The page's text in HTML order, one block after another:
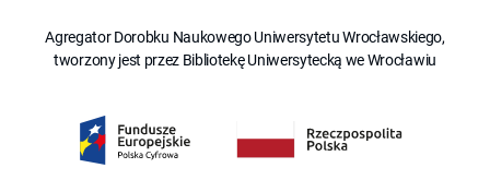
Agregator Dorobku Naukowego Uniwersytetu Wrocławskiego,
tworzony jest przez Bibliotekę Uniwersytecką we Wrocławiu